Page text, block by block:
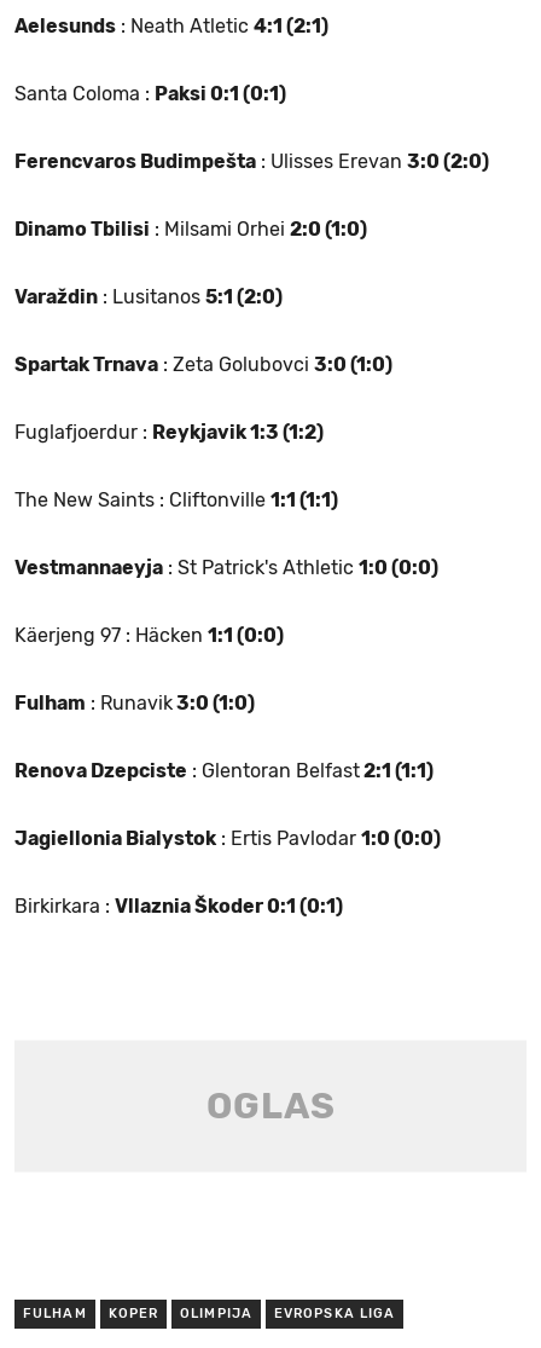
Aelesunds : Neath Atletic 4:1 (2:1)
Santa Coloma : Paksi 0:1 (0:1)
Ferencvaros Budimpešta : Ulisses Erevan 3:0 (2:0)
Dinamo Tbilisi : Milsami Orhei 2:0 (1:0)
Varaždin : Lusitanos 5:1 (2:0)
Spartak Trnava : Zeta Golubovci 3:0 (1:0)
Fuglafjoerdur : Reykjavik 1:3 (1:2)
The New Saints : Cliftonville 1:1 (1:1)
Vestmannaeyja : St Patrick's Athletic 1:0 (0:0)
Käerjeng 97 : Häcken 1:1 (0:0)
Fulham : Runavik3:0 (1:0)
Renova Dzepciste : Glentoran Belfast2:1 (1:1)
Jagiellonia Bialystok: Ertis Pavlodar 1:0 (0:0)
Birkirkara : Vllaznia Škoder 0:1 (0:1)
FULHAM KOPER OLIMPIJA EVROPSKA LIGA